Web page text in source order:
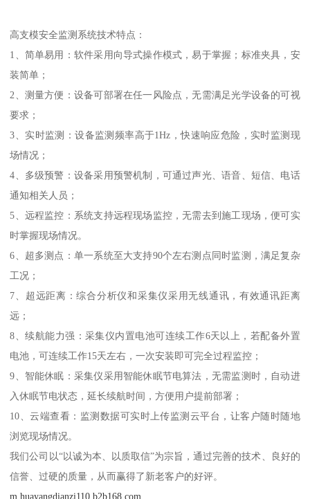
高支模安全监测系统技术特点：
1、简单易用：软件采用向导式操作模式，易于掌握；标准夹具，安
装简单；
2、测量方便：设备可部署在任一风险点，无需满足光学设备的可视
要求；
3、实时监测：设备监测频率高于1Hz，快速响应危险，实时监测现
场情况；
4、多级预警：设备采用预警机制，可通过声光、语音、短信、电话
通知相关人员；
5、远程监控：系统支持远程现场监控，无需去到施工现场，便可实
时掌握现场情况。
6、超多测点：单一系统至大支持90个左右测点同时监测，满足复杂
工况；
7、超远距离：综合分析仪和采集仪采用无线通讯，有效通讯距离
远；
8、续航能力强：采集仪内置电池可连续工作6天以上，若配备外置
电池，可连续工作15天左右，一次安装即可完全过程监控；
9、智能休眠：采集仪采用智能休眠节电算法，无需监测时，自动进
入休眠节电状态，延长续航时间，方便用户提前部署；
10、云端查看：监测数据可实时上传监测云平台，让客户随时随地
浏览现场情况。
我们公司以“以诚为本、以质取信”为宗旨，通过完善的技术、良好的
信誉、过硬的质量，从而赢得了新老客户的好评。
m.huayangdianzi110.b2b168.com